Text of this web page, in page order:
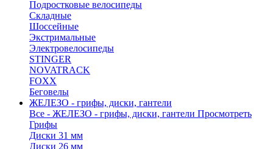
Подростковые велосипеды
Складные
Шоссейные
Экстримальные
Электровелосипеды
STINGER
NOVATRACK
FOXX
Беговелы
ЖЕЛЕЗО - грифы, диски, гантели
Все - ЖЕЛЕЗО - грифы, диски, гантели Просмотреть
Грифы
Диски 31 мм
Диски 26 мм